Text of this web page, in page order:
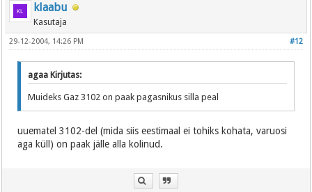
klaabu
Kasutaja
#12
29-12-2004, 14:26 PM
agaa Kirjutas:
Muideks Gaz 3102 on paak pagasnikus silla peal
uuematel 3102-del (mida siis eestimaal ei tohiks kohata, varuosi
aga küll) on paak jälle alla kolinud.